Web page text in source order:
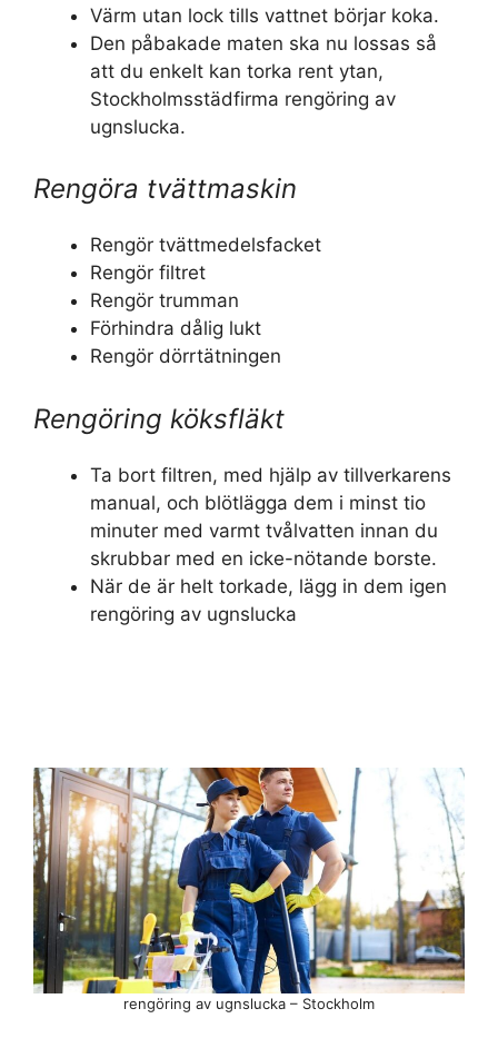
Värm utan lock tills vattnet börjar koka.
Den påbakade maten ska nu lossas så
att du enkelt kan torka rent ytan,
Stockholmsstädfirma rengöring av
ugnslucka.
Rengöra tvättmaskin
Rengör tvättmedelsfacket
Rengör filtret
Rengör trumman
Förhindra dålig lukt
Rengör dörrtätningen
Rengöring köksfläkt
Ta bort filtren, med hjälp av tillverkarens
manual, och blötlägga dem i minst tio
minuter med varmt tvålvatten innan du
skrubbar med en icke-nötande borste.
När de är helt torkade, lägg in dem igen
rengöring av ugnslucka
rengöring av ugnslucka – Stockholm